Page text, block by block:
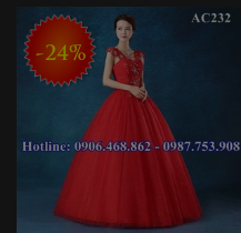
-24%